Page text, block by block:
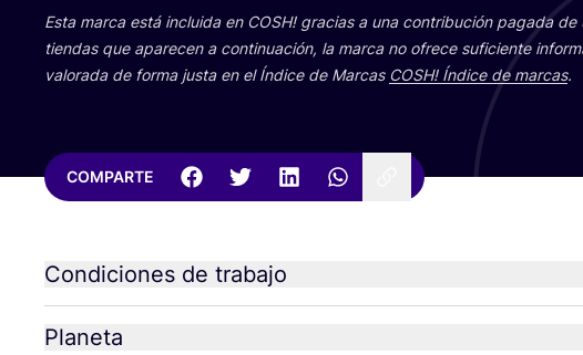
Esta mar­ca está inclui­da en COSH! gra­cias a una con­tri­bu­ción paga­da de
tien­das que apa­re­cen a con­ti­nua­ción, la mar­ca no ofre­ce sufi­cien­te
valo­ra­da de for­ma jus­ta en el Índi­ce de Mar­cas COSH! Índi­ce de mar­cas.
COMPARTE
Condiciones de trabajo
Planeta